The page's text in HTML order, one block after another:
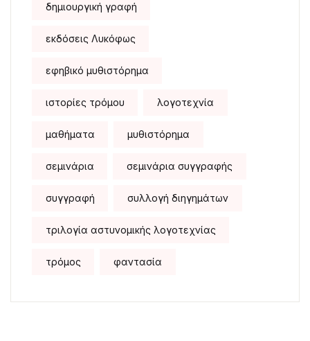
δημιουργική γραφή
εκδόσεις Λυκόφως
εφηβικό μυθιστόρημα
ιστορίες τρόμου λογοτεχνία
μαθήματα μυθιστόρημα
σεμινάρια σεμινάρια συγγραφής
συγγραφή συλλογή διηγημάτων
τριλογία αστυνομικής λογοτεχνίας
τρόμος φαντασία